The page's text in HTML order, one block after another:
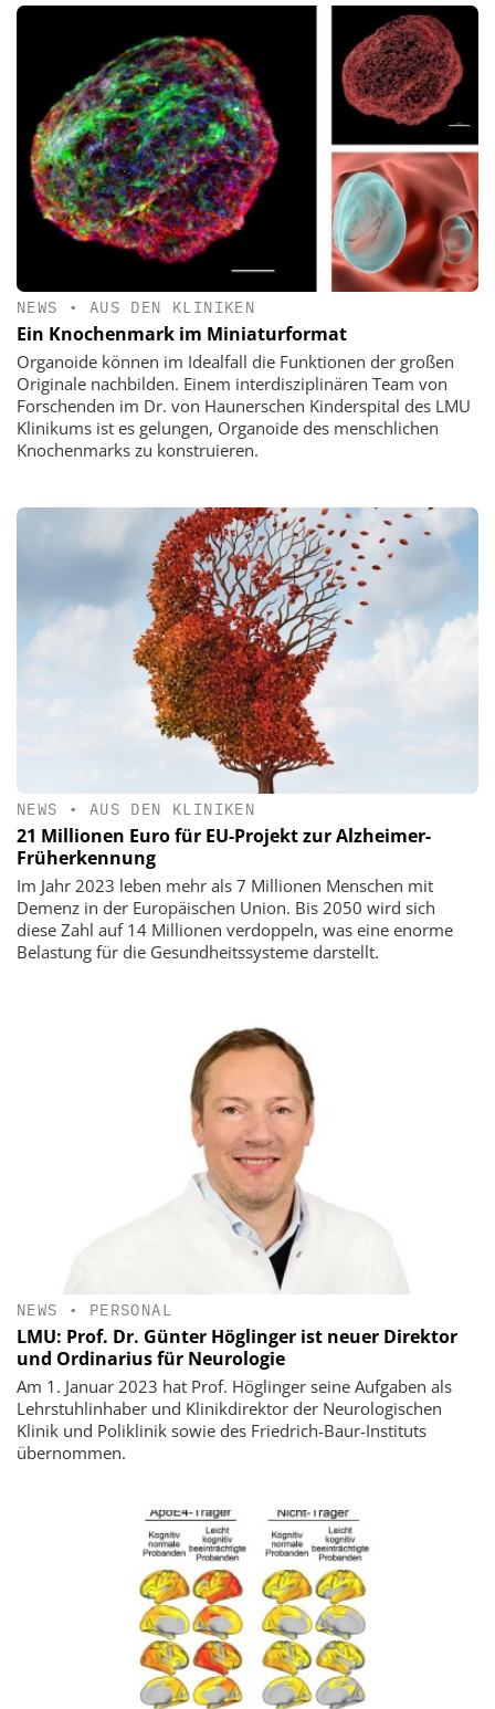
NEWS • AUS DEN KLINIKEN
Ein Knochenmark im Miniaturformat
Organoide können im Idealfall die Funktionen der großen
Originale nachbilden. Einem interdisziplinären Team von
Forschenden im Dr. von Haunerschen Kinderspital des LMU
Klinikums ist es gelungen, Organoide des menschlichen
Knochenmarks zu konstruieren.
NEWS • AUS DEN KLINIKEN
21 Millionen Euro für EU-Projekt zur Alzheimer-
Früherkennung
Im Jahr 2023 leben mehr als 7 Millionen Menschen mit
Demenz in der Europäischen Union. Bis 2050 wird sich
diese Zahl auf 14 Millionen verdoppeln, was eine enorme
Belastung für die Gesundheitssysteme darstellt.
NEWS • PERSONAL
LMU: Prof. Dr. Günter Höglinger ist neuer Direktor
und Ordinarius für Neurologie
Am 1. Januar 2023 hat Prof. Höglinger seine Aufgaben als
Lehrstuhlinhaber und Klinikdirektor der Neurologischen
Klinik und Poliklinik sowie des Friedrich-Baur-Instituts
übernommen.